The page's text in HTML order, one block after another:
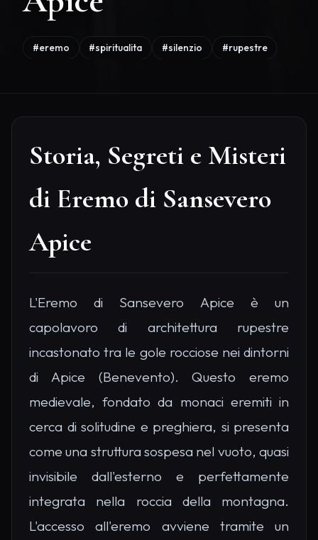
#eremo #spiritualita #silenzio #rupestre
Storia, Segreti e Misteri
di Eremo di Sansevero
Apice
L'Eremo di Sansevero Apice è un
capolavoro di architettura rupestre
incastonato tra le gole rocciose nei dintorni
di Apice (Benevento). Questo eremo
medievale, fondato da monaci eremiti in
cerca di solitudine e preghiera, si presenta
come una struttura sospesa nel vuoto, quasi
invisibile dall'esterno e perfettamente
integrata nella roccia della montagna.
L'accesso all'eremo avviene tramite un